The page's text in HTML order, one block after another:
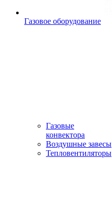
Газовое оборудование
Газовые
конвектора
Воздушные завесы
Тепловентиляторы